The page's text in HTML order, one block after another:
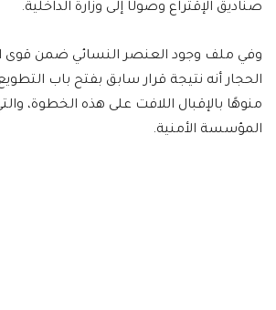
صناديق الإقتراع وصولًا إلى وزارة الداخلية.
وفي ملف وجود العنصر النسائي ضمن قوى
الحجار أنه نتيجة قرار سابق بفتح باب التطويع
منوهًا بالإقبال اللافت على هذه الخطوة،
المؤسسة الأمنية.